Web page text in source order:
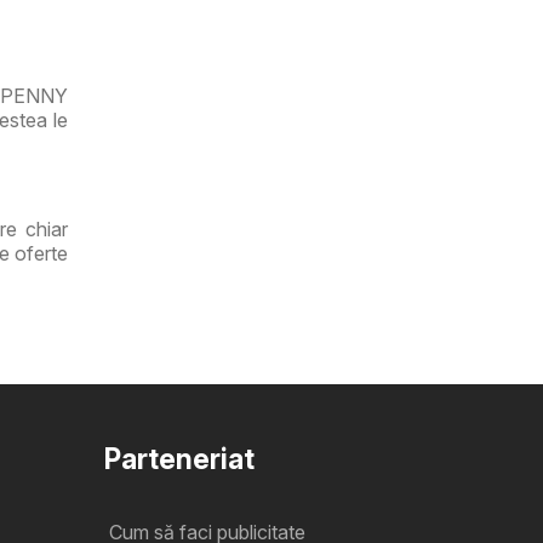
le
chiar
oferte
Parteneriat
Cum să faci publicitate